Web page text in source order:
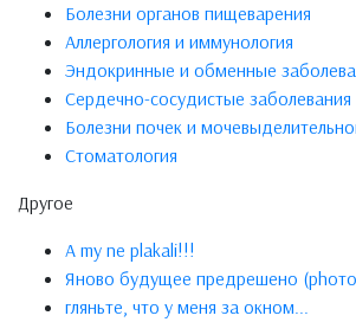
Болезни органов пищеварения
Аллергология и иммунология
Эндокринные и обменные
Сердечно-сосудистые заболевания
Болезни почек и
Стоматология
Другое
A my ne plakali!!!
Яново будущее предрешено
гляньте, что у меня за окном...